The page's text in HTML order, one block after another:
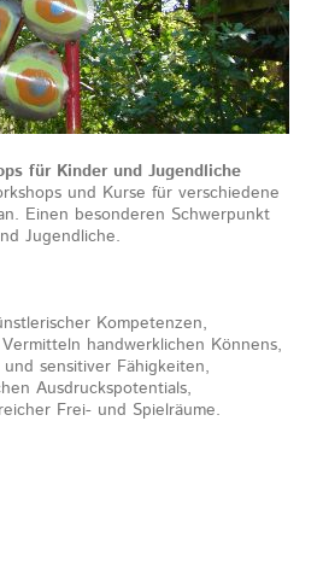
für Kinder und Jugendliche
und Kurse für verschiedene
Einen besonderen Schwerpunkt
Jugendliche.
Kompetenzen,
handwerklichen Könnens,
sensitiver Fähigkeiten,
Ausdruckspotentials,
Frei- und Spielräume.